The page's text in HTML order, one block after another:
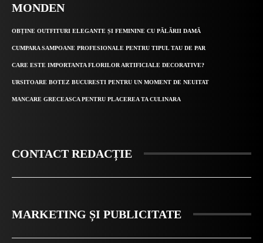
MONDEN
OBȚINE OUTFITURI ELEGANTE ȘI FEMININE CU PĂLĂRII DAMĂ
CUMPARA SAMPOANE PROFESIONALE PENTRU TIPUL TAU DE PAR
CARE ESTE IMPORTANTA FLORILOR ARTIFICIALE DECORATIVE?
URSITOARE BOTEZ BUCURESTI PENTRU UN MOMENT DE NEUITAT
MANCARE GRECEASCA PENTRU PLACEREA TA CULINARA
CONTACT REDACȚIE
MARKETING ȘI PUBLICITATE